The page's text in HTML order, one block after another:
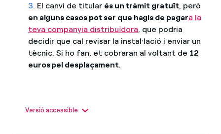
3. El canvi de titular és un tràmit gratuït , però
en alguns casos pot ser que hagis de pagara la
teva companyia distribuïdora , que podria
decidir que cal revisar la instal·lació i enviar un
tècnic. Si ho fan, et cobraran al voltant de 12
euros pel desplaçament.
posar l'energia a nom teu
Versió accessible